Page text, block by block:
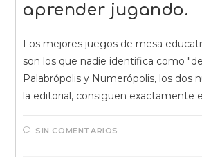
aprender jugando.
Los mejores juegos de mesa
son los que nadie identifica como
Palabrópolis y Numerópolis, los dos
la editorial, consiguen exactamente
SIN COMENTARIOS